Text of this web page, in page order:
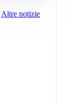
Altre notizie